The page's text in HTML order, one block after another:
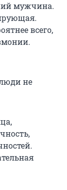
мужчина.
всего,
не